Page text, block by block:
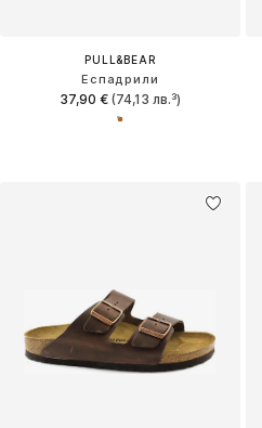
PULL&BEAR
Еспадрили
37,90 €(74,13 лв.³)